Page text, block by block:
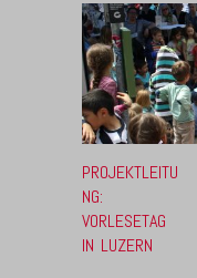
PROJEKTLEITU
NG:
VORLESETAG
IN LUZERN